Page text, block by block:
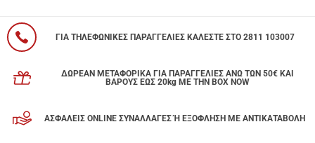
ΓΙΑ ΤΗΛΕΦΩΝΙΚΕΣ ΠΑΡΑΓΓΕΛΙΕΣ ΚΑΛΕΣΤΕ ΣΤΟ 2811 103007
ΔΩΡΕΑΝ ΜΕΤΑΦΟΡΙΚΑ ΓΙΑ ΠΑΡΑΓΓΕΛΙΕΣ ΑΝΩ ΤΩΝ 50€ ΚΑΙ
ΒΑΡΟΥΣ ΕΩΣ 20kg ΜΕ ΤΗΝ BOX NOW
ΑΣΦΑΛΕΙΣ ONLINE ΣΥΝΑΛΛΑΓΕΣ Ή ΕΞΟΦΛΗΣΗ ΜΕ ΑΝΤΙΚΑΤΑΒΟΛΗ